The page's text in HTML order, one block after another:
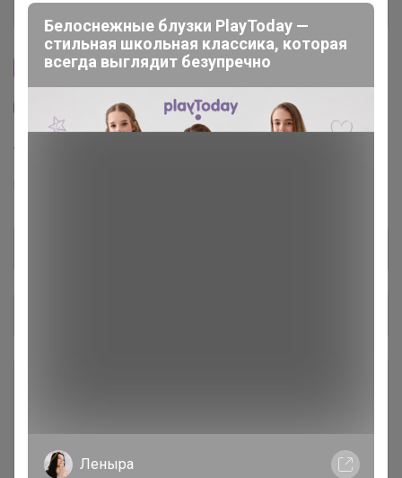
История проведённых выкупов
Cтраничка организатора
Другие СП организатора TanyaPK
Торговые марки
Белоснежные блузки PlayToday —
стильная школьная классика, которая
всегда выглядит безупречно
Леныра